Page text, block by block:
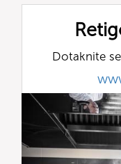
Dotaknite